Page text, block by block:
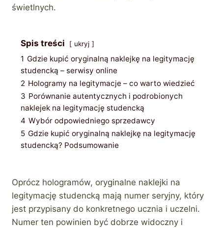
świetlnych.
Spis treści ukryj
1 Gdzie kupić oryginalną naklejkę na legitymację
studencką – serwisy online
2 Hologramy na legitymacje – co warto wiedzieć
3 Porównanie autentycznych i podrobionych
naklejek na legitymację studencką
4 Wybór odpowiedniego sprzedawcy
5 Gdzie kupić oryginalną naklejkę na legitymację
studencką? Podsumowanie
Oprócz hologramów, oryginalne naklejki na
legitymację studencką mają numer seryjny, który
jest przypisany do konkretnego ucznia i uczelni.
Numer ten powinien być dobrze widoczny i